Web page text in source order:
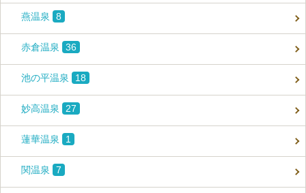
燕温泉 8
赤倉温泉 36
池の平温泉 18
妙高温泉 27
蓮華温泉 1
関温泉 7